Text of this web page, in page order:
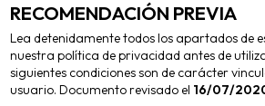
RECOMENDACIÓN PREVIA
Lea detenidamente todos los apartados de
nuestra política de privacidad antes de
siguientes condiciones son de carácter
usuario. Documento revisado el 16/07/